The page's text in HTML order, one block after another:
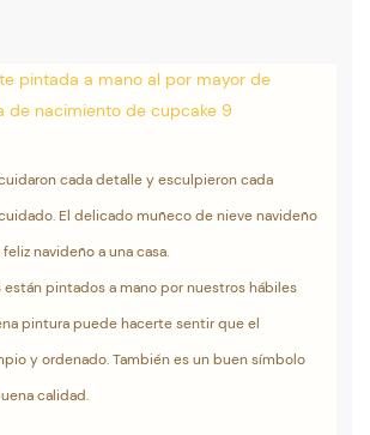
cada detalle y esculpieron cada
El delicado muñeco de nieve navideño
navideño a una casa.
están pintados a mano por nuestros hábiles
pintura puede hacerte sentir que el
y ordenado. También es un buen símbolo
calidad.